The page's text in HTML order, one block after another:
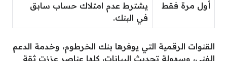
أول مرة فقط
يشترط عدم امتلاك حساب سابق
في البنك.
القنوات الرقمية التي يوفرها بنك الخرطوم، وخدمة الدعم
الفني، وسهولة تحديث البيانات، كلها عناصر عززت ثقة